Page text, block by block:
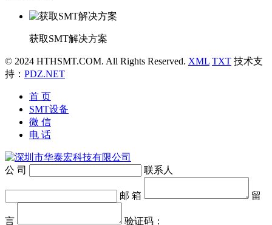
获取SMT解决方案
© 2024 HTHSMT.COM. All Rights Reserved. XML TXT 技术支
持： PDZ.NET
首 页
SMT设备
微 信
电 话
公 司 联系人
邮 箱 留
言 验证码：